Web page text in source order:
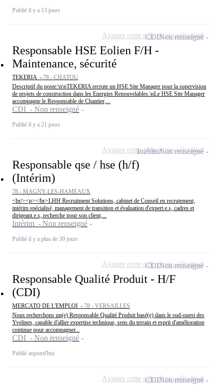
Publié il y a 13 jours
Responsable HSE Eolien F/H -
Maintenance, sécurité
TEKERIA - 78 - CHATOU
Descriptif du poste:\n\nTEKERIA recrute un HSE Site Manager pour la supervision
de projets de construction dans les Energies Renouvelables.\nLe HSE Site Manager
accompagne le Responsable de Chantier,...
CDI - Non renseigné
Publié il y a 21 jours
CDINon renseigné
Ajouter cette offre à ma sélection
Responsable qse / hse (h/f)
(Intérim)
78 - MAGNY-LES-HAMEAUX
<br/><p></br>LHH Recruitment Solutions, cabinet de Conseil en recrutement,
intérim spécialisé, management de transition et évaluation d'expert.e.s, cadres et
dirigeant.e.s, recherche pour son client,...
Intérim - Non renseigné
Publié il y a plus de 30 jours
IntérimNon renseigné
Ajouter cette offre à ma sélection
Responsable Qualité Produit - H/F
(CDI)
MERCATO DE L'EMPLOI - 78 - VERSAILLES
Nous recherchons un(e) Responsable Qualité Produit basé(e) dans le sud-ouest des
Yvelines, capable d'allier expertise technique, sens du terrain et esprit d'amélioration
continue pour accompagner...
CDI - Non renseigné
Publié aujourd'hui
CDINon renseigné
Ajouter cette offre à ma sélection
CDINon renseigné
Ajouter cette offre à ma sélection